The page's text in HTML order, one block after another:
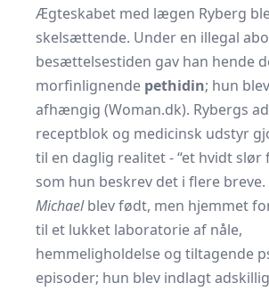
Ægteskabet med lægen Ryberg
skelsættende. Under en illegal
besættelsestiden gav han hende
morfinlignende pethidin; hun
afhængig (Woman.dk). Rybergs
receptblok og medicinsk udstyr
til en daglig realitet - “et hvidt slør
som hun beskrev det i flere breve.
Michaelblev født, men hjemmet
til et lukket laboratorie af nåle,
hemmeligholdelse og tiltagende
episoder; hun blev indlagt